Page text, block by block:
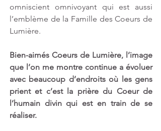
omniscient omnivoyant qui est aussi
l’emblème de la Famille des Coeurs de
Lumière.
Bien-aimés Coeurs de Lumière, l’image
que l’on me montre continue a évoluer
avec beaucoup d’endroits où les gens
prient et c’est la prière du Coeur de
l’humain divin qui est en train de se
réaliser.